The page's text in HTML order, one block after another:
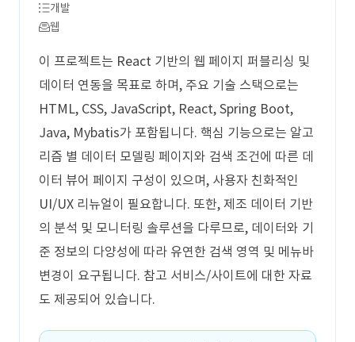
개발
웹
이 프로젝트는 React 기반의 웹 페이지 퍼블리싱 및
데이터 연동을 목표로 하며, 주요 기술 스택으로는
HTML, CSS, JavaScript, React, Spring Boot,
Java, Mybatis가 포함됩니다. 핵심 기능으로는 알고
리즘 별 데이터 모델링 페이지와 검색 조건에 따른 데
이터 뷰어 페이지 구성이 있으며, 사용자 친화적인
UI/UX 리뉴얼이 필요합니다. 또한, 제조 데이터 기반
의 분석 및 모니터링 솔루션을 다루므로, 데이터와 기
준 정보의 다양성에 따라 유연한 검색 영역 및 메뉴바
변경이 요구됩니다. 참고 서비스/사이트에 대한 자료
도 제공되어 있습니다.